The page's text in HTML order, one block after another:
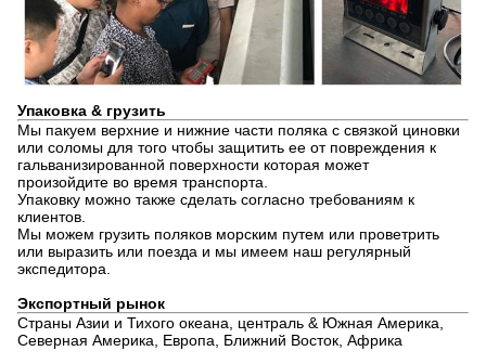
Упаковка & грузить
Мы пакуем верхние и нижние части поляка с связкой циновки
или соломы для того чтобы защитить ее от повреждения к
гальванизированной поверхности которая может
произойдите во время транспорта.
Упаковку можно также сделать согласно требованиям к
клиентов.
Мы можем грузить поляков морским путем или проветрить
или выразить или поезда и мы имеем наш регулярный
экспедитора.
Экспортный рынок
Страны Азии и Тихого океана, централь & Южная Америка,
Северная Америка, Европа, Ближний Восток, Африка